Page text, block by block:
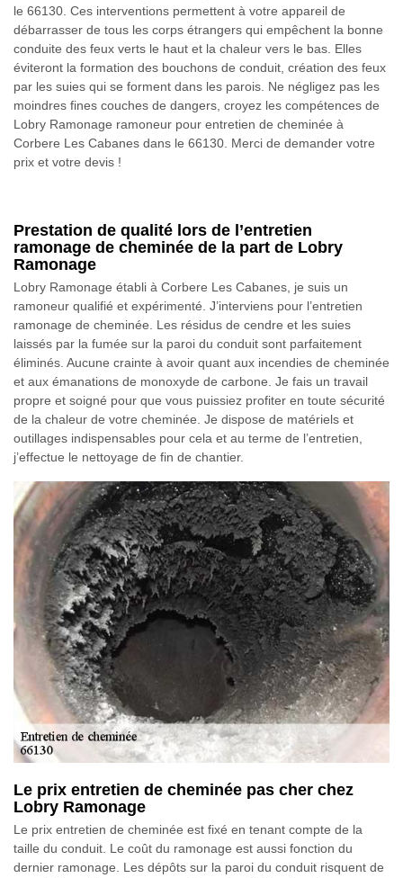
le 66130. Ces interventions permettent à votre appareil de
débarrasser de tous les corps étrangers qui empêchent la bonne
conduite des feux verts le haut et la chaleur vers le bas. Elles
éviteront la formation des bouchons de conduit, création des feux
par les suies qui se forment dans les parois. Ne négligez pas les
moindres fines couches de dangers, croyez les compétences de
Lobry Ramonage ramoneur pour entretien de cheminée à
Corbere Les Cabanes dans le 66130. Merci de demander votre
prix et votre devis !
Prestation de qualité lors de l’entretien
ramonage de cheminée de la part de Lobry
Ramonage
Lobry Ramonage établi à Corbere Les Cabanes, je suis un
ramoneur qualifié et expérimenté. J’interviens pour l’entretien
ramonage de cheminée. Les résidus de cendre et les suies
laissés par la fumée sur la paroi du conduit sont parfaitement
éliminés. Aucune crainte à avoir quant aux incendies de cheminée
et aux émanations de monoxyde de carbone. Je fais un travail
propre et soigné pour que vous puissiez profiter en toute sécurité
de la chaleur de votre cheminée. Je dispose de matériels et
outillages indispensables pour cela et au terme de l’entretien,
j’effectue le nettoyage de fin de chantier.
Le prix entretien de cheminée pas cher chez
Lobry Ramonage
Le prix entretien de cheminée est fixé en tenant compte de la
taille du conduit. Le coût du ramonage est aussi fonction du
dernier ramonage. Les dépôts sur la paroi du conduit risquent de